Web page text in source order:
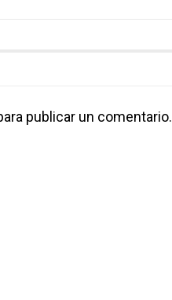
publicar un comentario.